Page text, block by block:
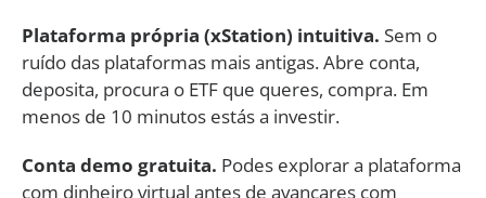
Plataforma própria (xStation) intuitiva. Sem o
ruído das plataformas mais antigas. Abre conta,
deposita, procura o ETF que queres, compra. Em
menos de 10 minutos estás a investir.
Conta demo gratuita. Podes explorar a plataforma
com dinheiro virtual antes de avançares com